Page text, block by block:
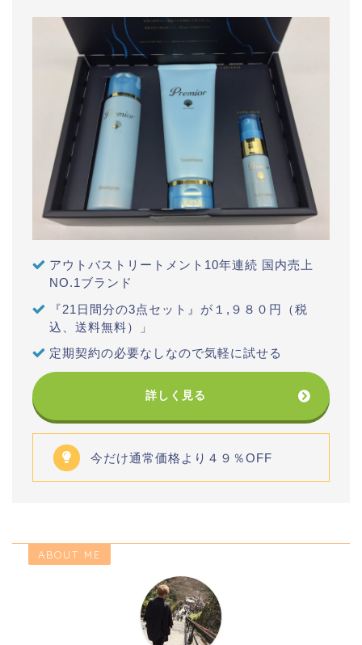
アウトバストリートメント10年連続 国内売上
NO.1ブランド
『21日間分の3点セット』が１,９８０円（税
込、送料無料）」
定期契約の必要なしなので気軽に試せる
詳しく見る
今だけ通常価格より４９％OFF
ABOUT ME